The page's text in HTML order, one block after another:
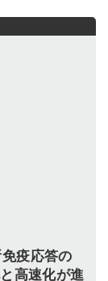
疫応答の
高速化が進